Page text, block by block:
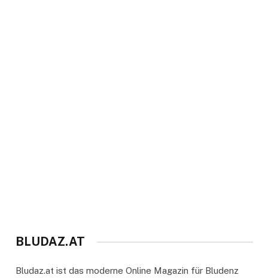
BLUDAZ.AT
Bludaz.at ist das moderne Online Magazin für Bludenz